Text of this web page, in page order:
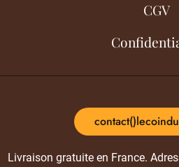
CGV
Livraison gratuite en France.